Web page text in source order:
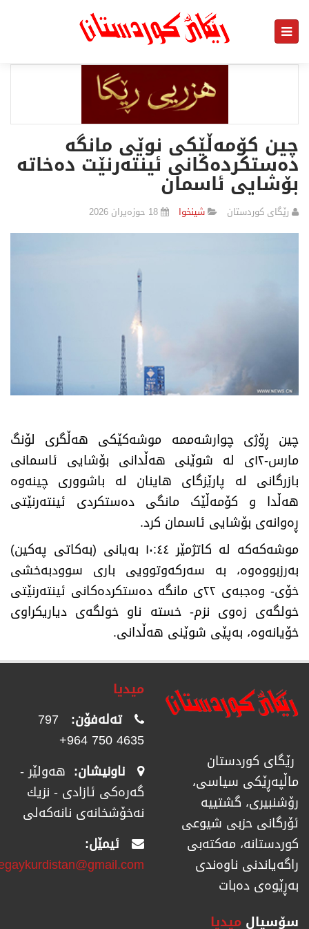
چین کۆمەڵێکى نوێی مانگە
دەستکردەکانی ئینتەرنێت دەخاتە
بۆشایی ئاسمان
رێگای كوردستان شينخوا 18 حوزەیران 2026
چین ڕۆژی چوارشەممە موشەکێکی هەڵگری لۆنگ
مارس-١٢ی لە شوێنی هەڵدانی بۆشایی ئاسمانی
بازرگانی لە پارێزگای هاینان لە باشووری چینەوە
هەڵدا و کۆمەڵێک مانگی دەستکردی ئینتەرنێتی
ڕەوانەی بۆشایی ئاسمان کرد.
موشەکەکە لە کاتژمێر ١٠:٤٤ بەیانی (بەکاتی پەکین)
بەرزبووەوە، بە سەرکەوتوویی باری سوودبەخشی
خۆی- وەجبەی ٢٢ی مانگە دەستکردەکانی ئینتەرنێتی
خولگەی زەوی نزم- خستە ناو خولگەی دیاریکراوی
خۆیانەوە، بەپێی شوێنی هەڵدانی.
رێگای كوردستان
ماڵپەڕێكی سیاسی،
رۆشنبیری، گشتییە
ئۆرگانی حزبی شیوعی
كوردستانە، مەكتەبی
راگەیاندنی ناوەندی
بەڕێوەی دەبات
میدیا
تەلەفۆن: 797
4635 750 964+
ناونیشان: هەولێر -
گەرەکی ئازادی - نزیك
نەخۆشخانەی نانەکەلی
ئیمێل:
سۆسیال میدیا